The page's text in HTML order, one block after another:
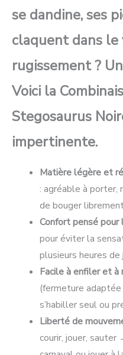
se dandine, ses
claquent dans le
rugissement ?
Voici la
Stegosaurus
impertinente.
Matière légère et
: agréable à porter,
de bouger
Confort pensé
pour éviter la
plusieurs heures de
Facile à enfiler et à
(fermeture
s’habiller seul ou
Liberté de
courir, jouer,